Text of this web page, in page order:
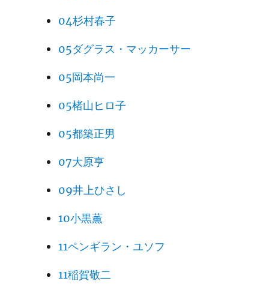
04杉村春子
05ダグラス・マッカーサー
05岡本尚一
05楮山ヒロ子
05都築正男
07大原亨
09井上ひさし
10小黒薫
11ペンギラン・ユソフ
11稲賀敬二